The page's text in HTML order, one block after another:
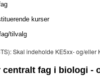
kurser
tilvalg
Skal indeholde KE5xx- og/eller
fag i biologi -